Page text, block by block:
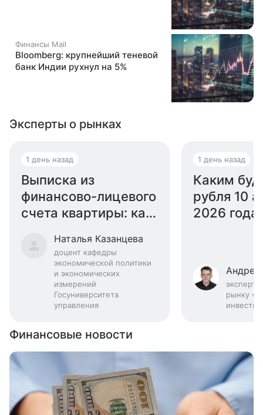
Финансы Mail
Bloomberg: крупнейший теневой
банк Индии рухнул на 5%
Эксперты о рынках
1 день назад
Выписка из
финансово-лицевого
счета квартиры: как
Наталья Казанцева
доцент кафедры
экономической политики
и экономических
измерений
Госуниверситета
управления
1 день назад
Каким
рубля 10
2026
эксперт
рынку
Финансовые новости